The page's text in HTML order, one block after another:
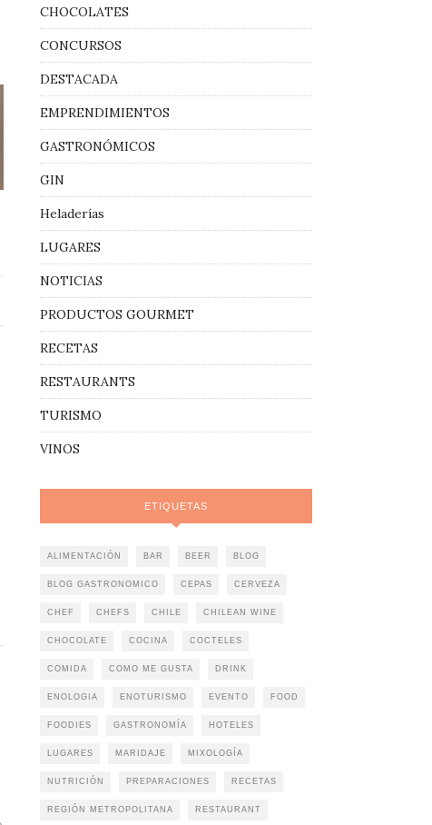
CHOCOLATES
CONCURSOS
DESTACADA
EMPRENDIMIENTOS
GASTRONÓMICOS
GIN
Heladerías
LUGARES
NOTICIAS
PRODUCTOS GOURMET
RECETAS
RESTAURANTS
TURISMO
VINOS
ETIQUETAS
ALIMENTACIÓN BAR BEER BLOG
BLOG GASTRONOMICO CEPAS CERVEZA
CHEF CHEFS CHILE CHILEAN WINE
CHOCOLATE COCINA COCTELES
COMIDA COMO ME GUSTA DRINK
ENOLOGIA ENOTURISMO EVENTO FOOD
FOODIES GASTRONOMÍA HOTELES
LUGARES MARIDAJE MIXOLOGÍA
NUTRICIÓN PREPARACIONES RECETAS
REGIÓN METROPOLITANA RESTAURANT